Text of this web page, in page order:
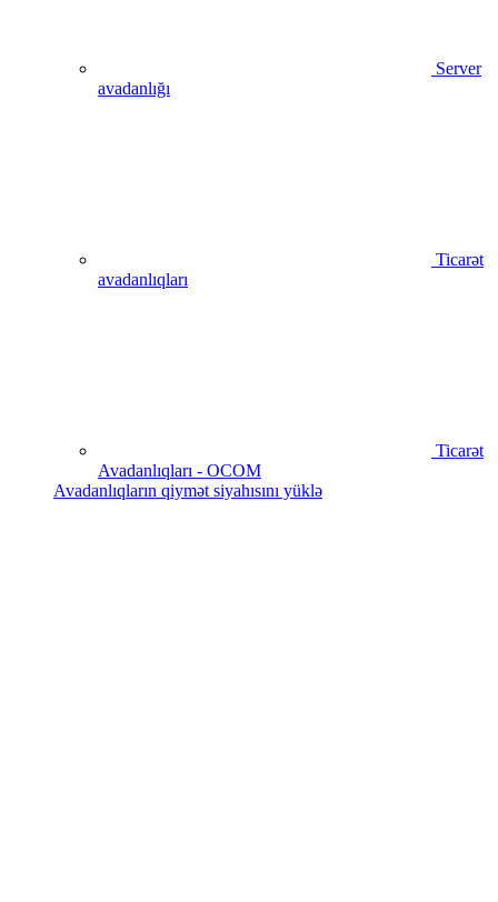
Server
avadanlığı
Ticarət
avadanlıqları
Ticarət
Avadanlıqları - OCOM
Avadanlıqların qiymət siyahısını yüklə